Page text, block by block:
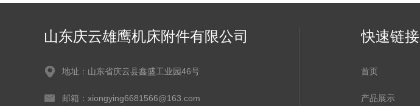
山东庆云雄鹰机床附件有限公司
地址：山东省庆云县鑫盛工业园46号
邮箱：xiongying6681566@163.com
快速链接
首页
产品展示